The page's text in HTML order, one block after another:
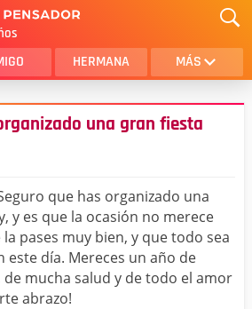
HERMANA MÁS
AMOR
HIJO
ESPOSO
HOMBRE
una gran fiesta
que has organizado una
y es que la ocasión no merece
pases muy bien, y que todo sea
este día. Mereces un año de
mucha salud y de todo el amor
abrazo!